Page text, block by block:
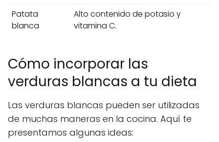
Patata
blanca
Alto contenido de potasio y
vitamina C.
Cómo incorporar las
verduras blancas a tu dieta
Las verduras blancas pueden ser utilizadas
de muchas maneras en la cocina. Aquí te
presentamos algunas ideas: